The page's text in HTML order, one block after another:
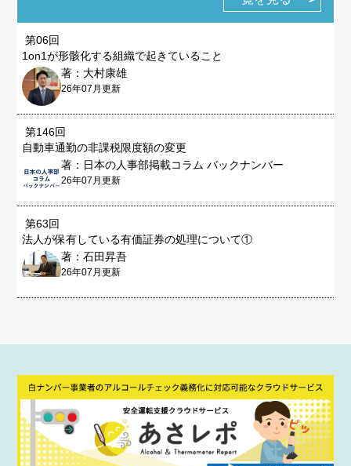
第06回
1on1が形骸化する組織で起きていること
著：大村康雄
26年07月更新
第146回
自動車通勤の非課税限度額の変更
著：日本の人事部掲載コラム バックナンバー
26年07月更新
第63回
法人が保有している有価証券の処理について①
著：石田昇吾
26年07月更新